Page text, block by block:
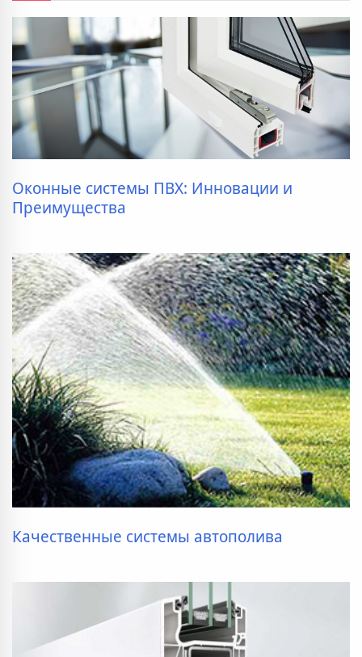
Оконные системы ПВХ: Инновации и
Преимущества
Качественные системы автополива